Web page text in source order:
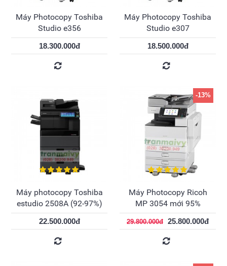
Máy Photocopy Toshiba
Studio e356
18.300.000đ
Máy Photocopy Toshiba
Studio e307
18.500.000đ
Máy photocopy Toshiba
estudio 2508A (92-97%)
22.500.000đ
-13%
Máy Photocopy Ricoh
MP 3054 mới 95%
29.800.000đ 25.800.000đ